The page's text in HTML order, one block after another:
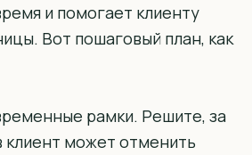
и помогает клиенту
Вот пошаговый план, как
рамки. Решите, за
клиент может отменить